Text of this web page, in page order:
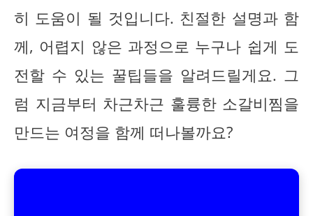
히 도움이 될 것입니다. 친절한 설명과 함
께, 어렵지 않은 과정으로 누구나 쉽게 도
전할 수 있는 꿀팁들을 알려드릴게요. 그
럼 지금부터 차근차근 훌륭한 소갈비찜을
만드는 여정을 함께 떠나볼까요?